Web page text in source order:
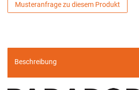
Musteranfrage zu diesem Produkt
Beschreibung